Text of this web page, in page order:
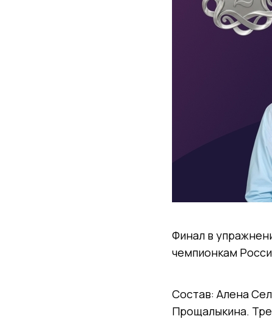
Финал в
чемпионкам
Состав: Алена
Прощалыкина.